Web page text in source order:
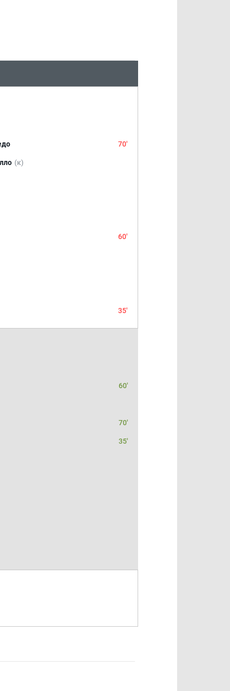
70'
(к)
60'
35'
60'
70'
35'